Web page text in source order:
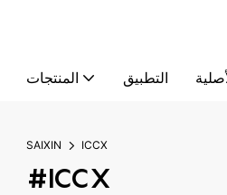
المنتجات التطبيق
SAIXIN ICCX
#ICCX